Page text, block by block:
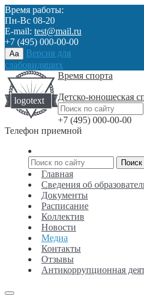
Время работы:
Пн-Вс 08-20
E-mail: test@mail.ru
+7 (495) 000-00-00
Aa
Версия для
слабовидящих
Время спорта
Детско-юношеская
+7 (495) 000-00-00
Телефон приемной
Главная
Сведения об
Документы
Расписание
Коллектив
Новости
Медиа
Контакты
Отзывы
Антикоррупционная